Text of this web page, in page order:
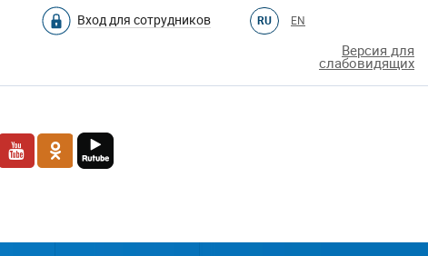
Вход для сотрудников RU EN
Версия для
слабовидящих